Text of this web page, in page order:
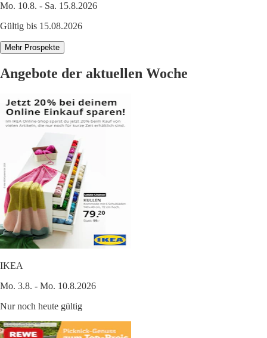
Mo. 10.8. - Sa. 15.8.2026
Gültig bis 15.08.2026
Mehr Prospekte
Angebote der aktuellen Woche
IKEA
Mo. 3.8. - Mo. 10.8.2026
Nur noch heute gültig